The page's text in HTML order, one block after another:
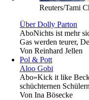
Reuters/Tami
Über Dolly Parton
AboNichts ist mehr
Gas werden teurer,
Von Reinhard Jellen
Pol & Pott
Aloo Gobi
Abo»Kick it like
schüchternen
Von Ina Bösecke